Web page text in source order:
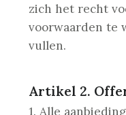
zich het recht
voorwaarden te
vullen.
Artikel 2.
1. Alle